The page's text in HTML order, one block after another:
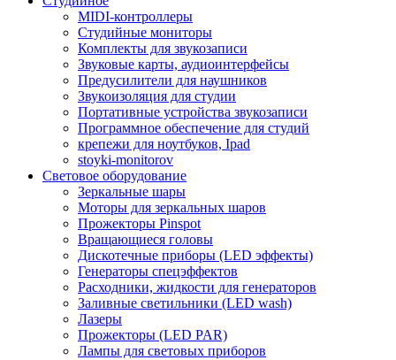
MIDI-контроллеры
Студийные мониторы
Комплекты для звукозаписи
Звуковые карты, аудиоинтерфейсы
Предусилители для наушников
Звукоизоляция для студии
Портативные устройства звукозаписи
Программное обеспечение для студий
крепежи для ноутбуков, Ipad
stoyki-monitorov
Световое оборудование
Зеркальные шары
Моторы для зеркальных шаров
Прожекторы Pinspot
Вращающиеся головы
Дискотечные приборы (LED эффекты)
Генераторы спецэффектов
Расходники, жидкости для генераторов
Заливные светильники (LED wash)
Лазеры
Прожекторы (LED PAR)
Лампы для световых приборов